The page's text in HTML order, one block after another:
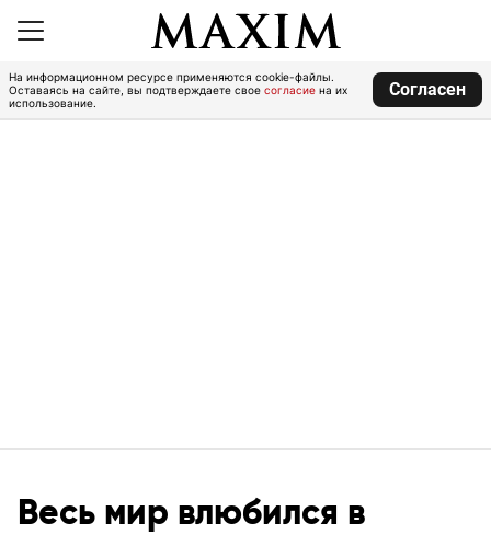
На информационном ресурсе применяются cookie-файлы.
Оставаясь на сайте, вы подтверждаете свое согласие на их
использование.
Согласен
Весь мир влюбился в